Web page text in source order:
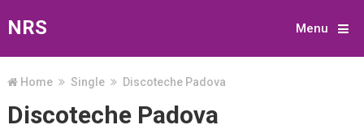
NRS Menu
Home Single Discoteche Padova
Discoteche Padova